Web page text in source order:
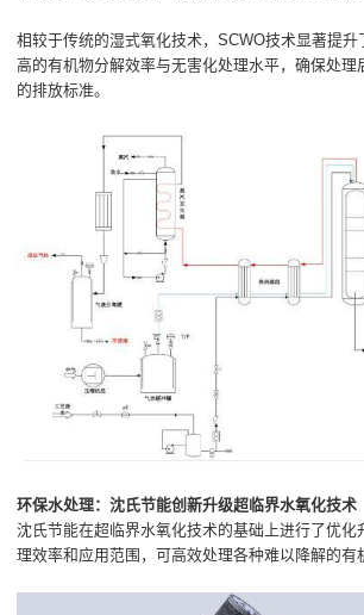
相较于传统的湿式氧化技术，SCWO技术显著提升
高的有机物分解效率与无害化处理水平，确保处理
的排放标准。
环保水处理：沈氏节能创新升级超临界水氧化技术
沈氏节能在超临界水氧化技术的基础上进行了优化
理效率和应用范围，可高效处理各种难以降解的有